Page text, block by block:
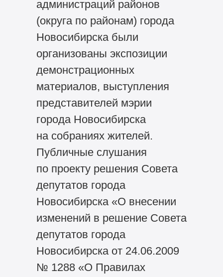
администраций районов
(округа по районам) города
Новосибирска были
организованы экспозиции
демонстрационных
материалов, выступления
представителей мэрии
города Новосибирска
на собраниях жителей.
Публичные слушания
по проекту решения Совета
депутатов города
Новосибирска «О внесении
изменений в решение Совета
депутатов города
Новосибирска от 24.06.2009
№ 1288 «О Правилах